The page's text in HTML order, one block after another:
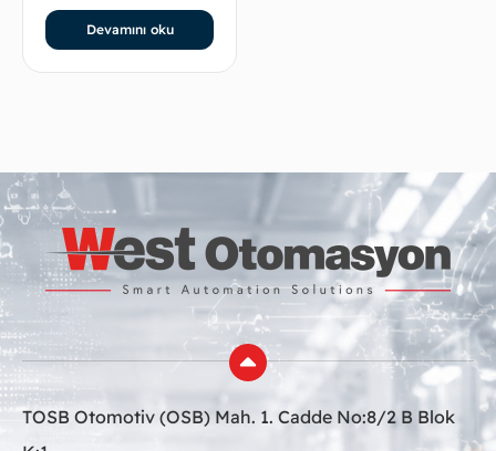
Devamını oku
TOSB Otomotiv (OSB) Mah. 1. Cadde No:8/2 B Blok